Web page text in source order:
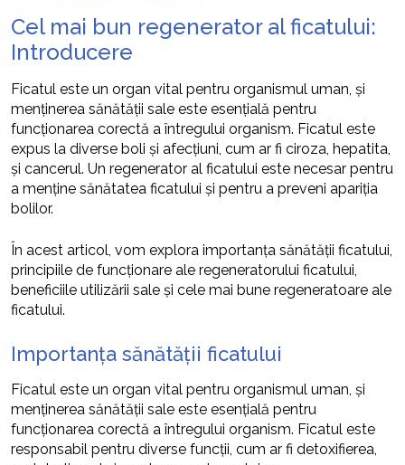
Cel mai bun regenerator al ficatului:
Introducere
Ficatul este un organ vital pentru organismul uman, și
menținerea sănătății sale este esențială pentru
funcționarea corectă a întregului organism. Ficatul este
expus la diverse boli și afecțiuni, cum ar fi ciroza, hepatita,
și cancerul. Un regenerator al ficatului este necesar pentru
a menține sănătatea ficatului și pentru a preveni apariția
bolilor.
În acest articol, vom explora importanța sănătății ficatului,
principiile de funcționare ale regeneratorului ficatului,
beneficiile utilizării sale și cele mai bune regeneratoare ale
ficatului.
Importanța sănătății ficatului
Ficatul este un organ vital pentru organismul uman, și
menținerea sănătății sale este esențială pentru
funcționarea corectă a întregului organism. Ficatul este
responsabil pentru diverse funcții, cum ar fi detoxifierea,